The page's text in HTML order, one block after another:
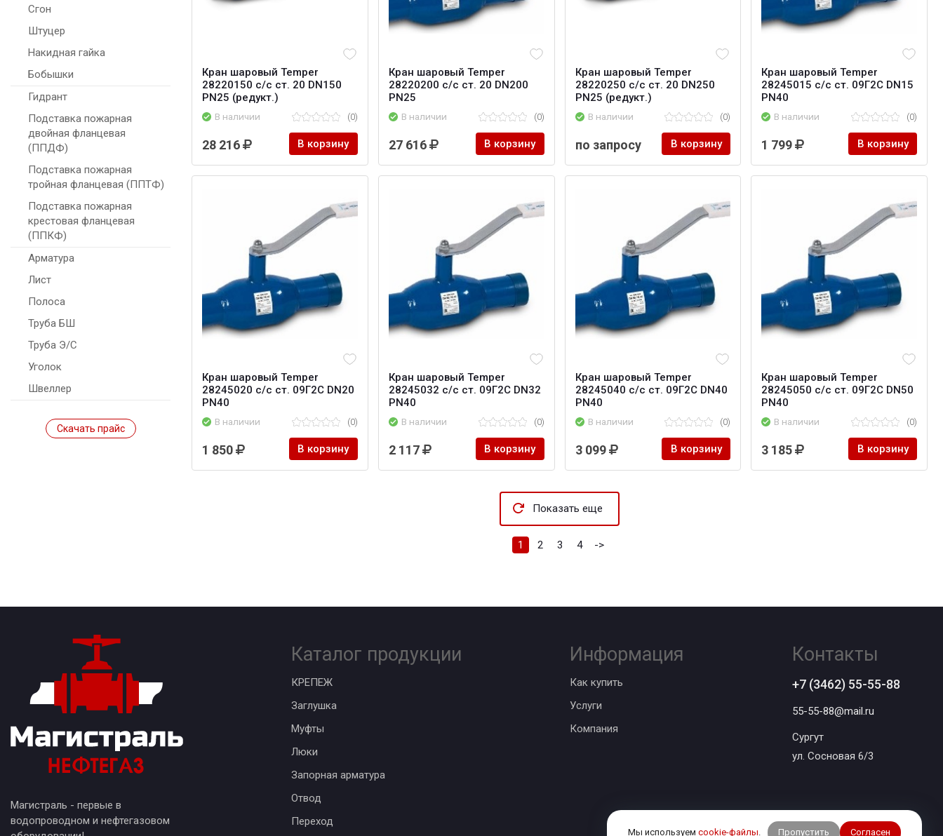
Сгон
Штуцер
Накидная гайка
Бобышки
Гидрант
Подставка пожарная
двойная фланцевая
(ППДФ)
Подставка пожарная
тройная фланцевая (ППТФ)
Подставка пожарная
крестовая фланцевая
(ППКФ)
Арматура
Лист
Полоса
Труба БШ
Труба Э/С
Уголок
Швеллер
Скачать прайс
Кран шаровый Temper
28220150 с/с ст. 20 DN150
PN25 (редукт.)
В наличии (0)
28 216 В корзину
Кран шаровый Temper
28220200 с/с ст. 20 DN200
PN25
В наличии (0)
27 616 В корзину
Кран шаровый Temper
28220250 с/с ст. 20 DN250
PN25 (редукт.)
В наличии (0)
по запросу В корзину
Кран шаровый Temper
28245015 с/с ст. 09Г2С DN15
PN40
В наличии (0)
1 799 В корзину
Кран шаровый Temper
28245020 с/с ст. 09Г2С DN20
PN40
В наличии (0)
1 850 В корзину
Кран шаровый Temper
28245032 с/с ст. 09Г2С DN32
PN40
В наличии (0)
2 117 В корзину
Кран шаровый Temper
28245040 с/с ст. 09Г2С DN40
PN40
В наличии (0)
3 099 В корзину
Кран шаровый Temper
28245050 с/с ст. 09Г2С DN50
PN40
В наличии (0)
3 185 В корзину
Показать еще
1 2 3 4 ->
Магистраль - первые в
водопроводном и нефтегазовом
Каталог продукции
КРЕПЕЖ
Заглушка
Муфты
Люки
Запорная арматура
Отвод
Переход
Информация
Как купить
Услуги
Компания
Контакты
+7 (3462) 55-55-88
55-55-88@mail.ru
Сургут
ул. Сосновая 6/3
Мы используем cookie-файлы. Пропустить Согласен